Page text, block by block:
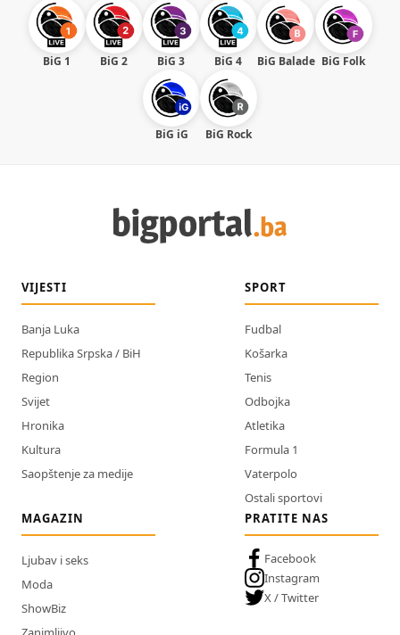
BiG 1 BiG 2 BiG 3 BiG 4 BiG Balade BiG Folk
BiG iG BiG Rock
VIJESTI
Banja Luka
Republika Srpska / BiH
Region
Svijet
Hronika
Kultura
Saopštenje za medije
SPORT
Fudbal
Košarka
Tenis
Odbojka
Atletika
Formula 1
Vaterpolo
Ostali sportovi
MAGAZIN
Ljubav i seks
Moda
ShowBiz
PRATITE NAS
Facebook
Instagram
X / Twitter